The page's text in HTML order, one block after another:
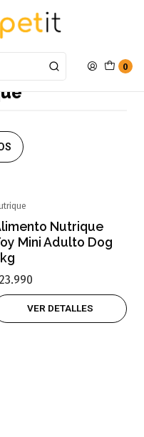
0
Míranos en Maps
Nutrique
Mini Adulto Dog
VER DETALLES